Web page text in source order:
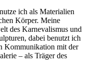
ich als Materialien
Körper. Meine
des Karnevalismus und
dabei benutzt ich
Kommunikation mit der
– als Träger des